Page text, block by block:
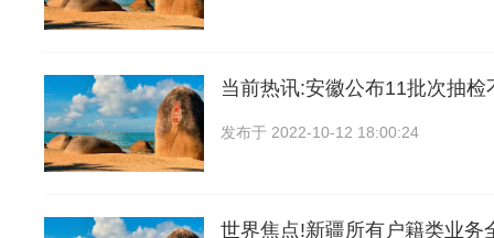
当前热讯:安徽公布11批次抽检
发布于 2022-10-12 18:00:24
世界焦点!新疆所有户籍类业务